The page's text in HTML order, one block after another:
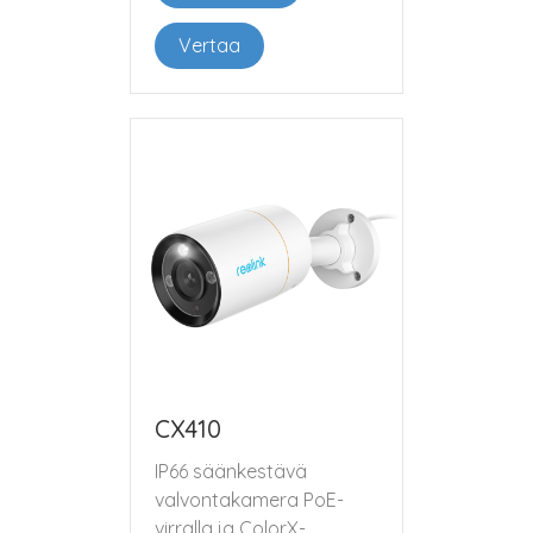
Vertaa
CX410
IP66 säänkestävä
valvontakamera PoE-
virralla ja ColorX-